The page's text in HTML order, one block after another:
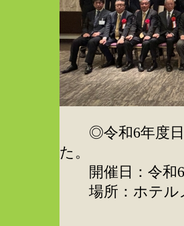
◎令和6年度日
た。
開催日：令和6
場所：ホテル